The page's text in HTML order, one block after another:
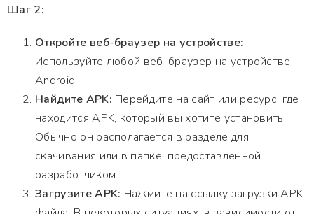
Шаг 2:
Откройте веб-браузер на устройстве:
Используйте любой веб-браузер на устройстве
Android.
Найдите APK: Перейдите на сайт или ресурс, где
находится APK, который вы хотите установить.
Обычно он располагается в разделе для
скачивания или в папке, предоставленной
разработчиком.
Загрузите APK: Нажмите на ссылку загрузки APK